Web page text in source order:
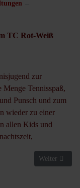
TC Rot-Weiß
zur
Menge Tennisspaß,
Punsch und zum
wieder zu einer
allen Kids und
Nächster
Weiter